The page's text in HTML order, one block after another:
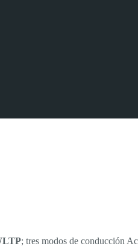
; tres modos de conducción